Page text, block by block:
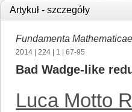
Artykuł - szczegóły
Fundamenta Mathematicae
2014 224 1 | 67-95
Bad Wadge-like
Luca Motto